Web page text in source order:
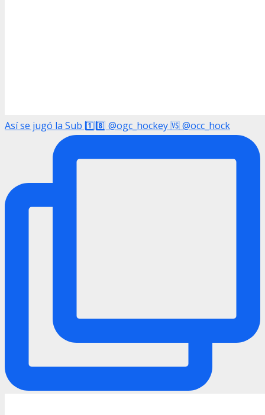
Así se jugó la Sub 1️⃣8️⃣ @ogc_hockey 🆚 @occ_hock